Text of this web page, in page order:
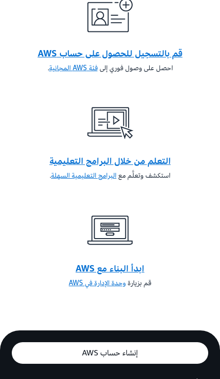
قم بالتسجيل للحصول على حساب AWS
احصل على وصول فوري إلىفئة AWS المجانية .
التعلم من خلال البرامج التعليمية
استكشف وتعلَّم معالبرامج التعليمية السهلة.
ابدأ البناء مع AWS
قم بزيارةوحدة الإدارة في AWS
إنشاء حساب AWS